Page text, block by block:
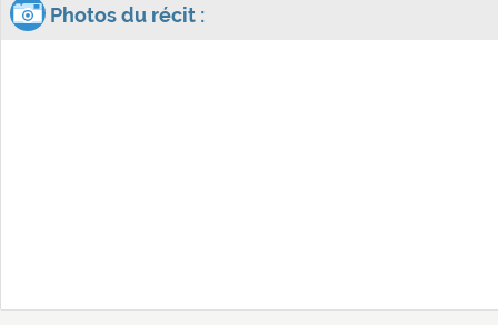
Photos du récit :